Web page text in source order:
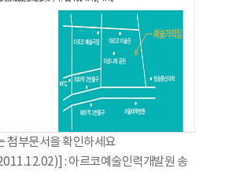
첨부문서을 확인하세요
: 아르코예술인력개발원 송